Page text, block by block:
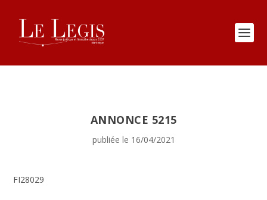
ANNONCE 5215
publiée le 16/04/2021
FI28029